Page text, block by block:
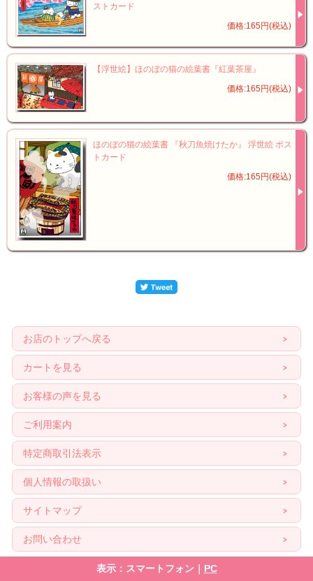
ストカード
価格:165円(税込)
【浮世絵】ほのぼの猫の絵葉書『紅葉茶屋』
価格:165円(税込)
ほのぼの猫の絵葉書 『秋刀魚焼けたか』 浮世絵 ポス
トカード
価格:165円(税込)
お店のトップへ戻る
カートを見る
お客様の声を見る
ご利用案内
特定商取引法表示
個人情報の取扱い
サイトマップ
お問い合わせ
表示：スマートフォン｜ PC